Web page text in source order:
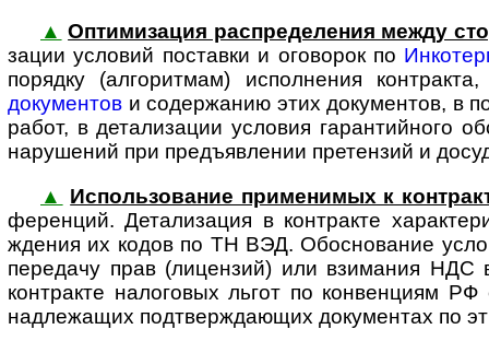
▲ Оптимизация распределения между
за­ции условий поставки и оговорок по
порядку (алгоритмам) исполнения
документов и содержанию этих документов, в
работ, в детали­зации условия гарантийного
нарушений при предъ­явлении претензий и
▲
Использование применимых к
фе­рен­ций. Детали­зация в контракте
ждения их кодов по ТН ВЭД. Обоснование
передачу прав (лицензий) или взимания НДС
контракте налоговых льгот по конвенциям
надлежащих под­твер­жда­ю­щих доку­ментах по